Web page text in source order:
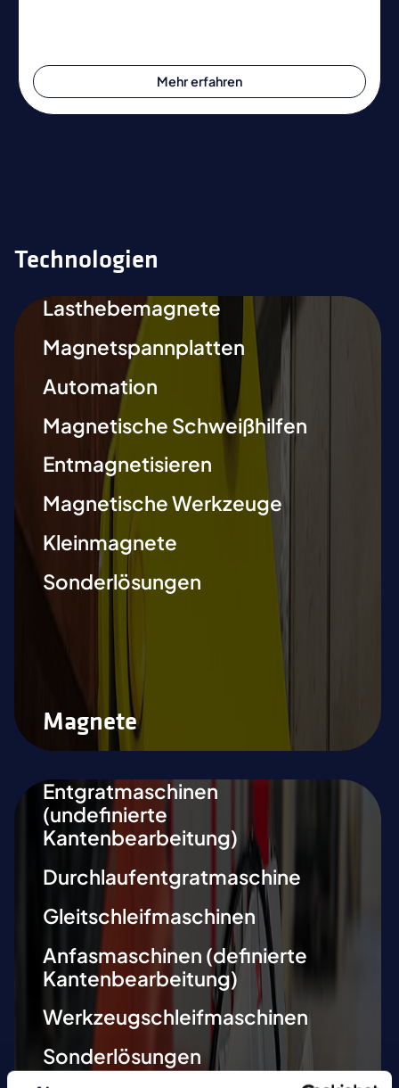
Mehr erfahren
Technologien
Lasthebemagnete
Magnetspannplatten
Automation
Magnetische Schweißhilfen
Entmagnetisieren
Magnetische Werkzeuge
Kleinmagnete
Sonderlösungen
Magnete
Entgratmaschinen
(undefinierte
Kantenbearbeitung)
Durchlaufentgratmaschine
Gleitschleifmaschinen
Anfasmaschinen (definierte
Kantenbearbeitung)
Werkzeugschleifmaschinen
Sonderlösungen